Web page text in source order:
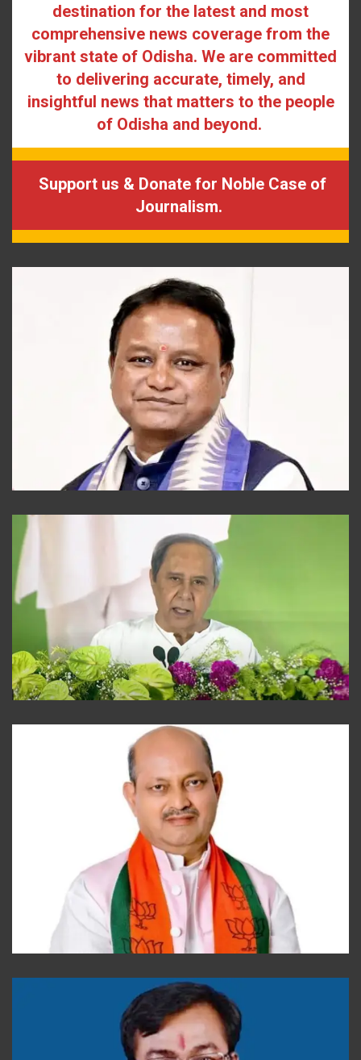
destination for the latest and most
comprehensive news coverage from the
vibrant state of Odisha. We are committed
to delivering accurate, timely, and
insightful news that matters to the people
of Odisha and beyond.
Support us & Donate for Noble Case of
Journalism.